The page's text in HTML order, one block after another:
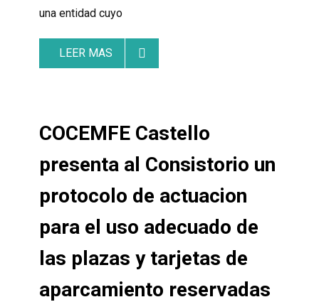
una entidad cuyo
LEER MAS
COCEMFE Castello
presenta al Consistorio un
protocolo de actuacion
para el uso adecuado de
las plazas y tarjetas de
aparcamiento reservadas